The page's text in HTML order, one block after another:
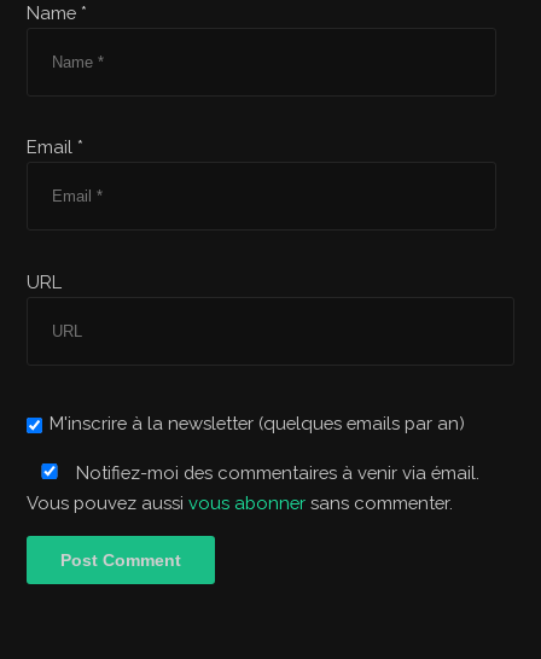
Name *
Email *
URL
M'inscrire à la newsletter (quelques emails par an)
Notifiez-moi des commentaires à venir via émail.
Vous pouvez aussivous abonner sans commenter.